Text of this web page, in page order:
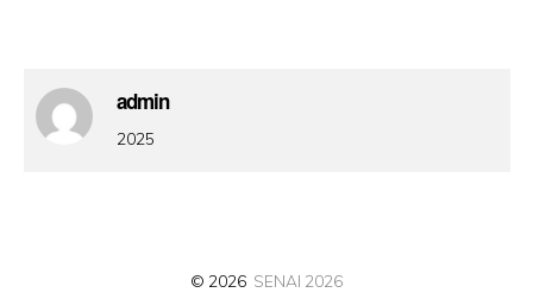
admin
2025
© 2026 SENAI 2026